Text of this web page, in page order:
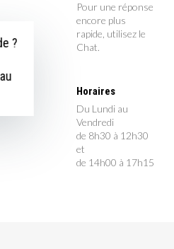
?
Pour une réponse
encore plus
rapide, utilisez le
Chat.
Horaires
Du Lundi au
Vendredi
de 8h30 à 12h30
et
de 14h00 à 17h15